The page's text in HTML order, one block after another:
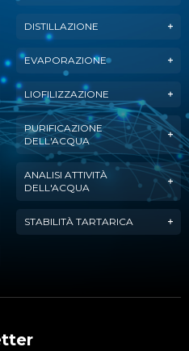
DISTILLAZIONE
EVAPORAZIONE
LIOFILIZZAZIONE
PURIFICAZIONE
DELL'ACQUA
ANALISI ATTIVITÀ
DELL'ACQUA
STABILITÀ TARTARICA